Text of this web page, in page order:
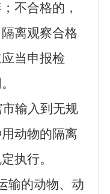
不合格的，
离观察合格
当申报检
输入到无规
动物的隔离
执行。
输的动物、动